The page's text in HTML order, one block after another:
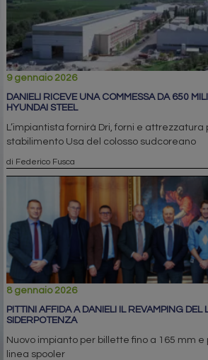
9 gennaio 2026
DANIELI RICEVE UNA COMMESSA DA 650
HYUNDAI STEEL
L’impiantista fornirà Dri, forni e attrezzatura
stabilimento Usa del colosso sudcoreano
di Federico Fusca
8 gennaio 2026
PITTINI AFFIDA A DANIELI IL REVAMPING DEL
SIDERPOTENZA
Nuovo impianto per billette fino a 165 mm
linea spooler